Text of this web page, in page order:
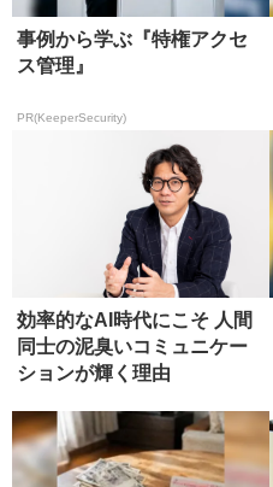
事例から学ぶ『特権アクセ
ス管理』
PR(KeeperSecurity)
効率的なAI時代にこそ 人間
同士の泥臭いコミュニケー
ションが輝く理由